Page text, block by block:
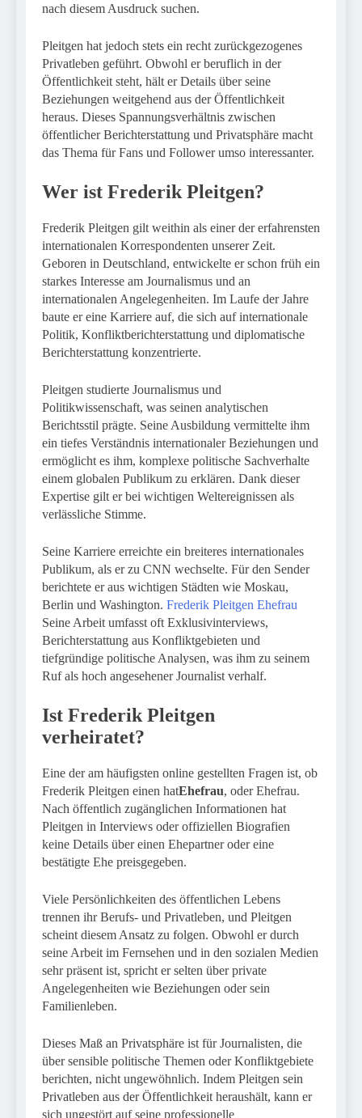
nach diesem Ausdruck suchen.
Pleitgen hat jedoch stets ein recht zurückgezogenes
Privatleben geführt. Obwohl er beruflich in der
Öffentlichkeit steht, hält er Details über seine
Beziehungen weitgehend aus der Öffentlichkeit
heraus. Dieses Spannungsverhältnis zwischen
öffentlicher Berichterstattung und Privatsphäre macht
das Thema für Fans und Follower umso interessanter.
Wer ist Frederik Pleitgen?
Frederik Pleitgen gilt weithin als einer der erfahrensten
internationalen Korrespondenten unserer Zeit.
Geboren in Deutschland, entwickelte er schon früh ein
starkes Interesse am Journalismus und an
internationalen Angelegenheiten. Im Laufe der Jahre
baute er eine Karriere auf, die sich auf internationale
Politik, Konfliktberichterstattung und diplomatische
Berichterstattung konzentrierte.
Pleitgen studierte Journalismus und
Politikwissenschaft, was seinen analytischen
Berichtsstil prägte. Seine Ausbildung vermittelte ihm
ein tiefes Verständnis internationaler Beziehungen und
ermöglicht es ihm, komplexe politische Sachverhalte
einem globalen Publikum zu erklären. Dank dieser
Expertise gilt er bei wichtigen Weltereignissen als
verlässliche Stimme.
Seine Karriere erreichte ein breiteres internationales
Publikum, als er zu CNN wechselte. Für den Sender
berichtete er aus wichtigen Städten wie Moskau,
Berlin und Washington. Frederik Pleitgen Ehefrau
Seine Arbeit umfasst oft Exklusivinterviews,
Berichterstattung aus Konfliktgebieten und
tiefgründige politische Analysen, was ihm zu seinem
Ruf als hoch angesehener Journalist verhalf.
Ist Frederik Pleitgen
verheiratet?
Eine der am häufigsten online gestellten Fragen ist, ob
Frederik Pleitgen einen hatEhefrau, oder Ehefrau.
Nach öffentlich zugänglichen Informationen hat
Pleitgen in Interviews oder offiziellen Biografien
keine Details über einen Ehepartner oder eine
bestätigte Ehe preisgegeben.
Viele Persönlichkeiten des öffentlichen Lebens
trennen ihr Berufs- und Privatleben, und Pleitgen
scheint diesem Ansatz zu folgen. Obwohl er durch
seine Arbeit im Fernsehen und in den sozialen Medien
sehr präsent ist, spricht er selten über private
Angelegenheiten wie Beziehungen oder sein
Familienleben.
Dieses Maß an Privatsphäre ist für Journalisten, die
über sensible politische Themen oder Konfliktgebiete
berichten, nicht ungewöhnlich. Indem Pleitgen sein
Privatleben aus der Öffentlichkeit heraushält, kann er
sich ungestört auf seine professionelle